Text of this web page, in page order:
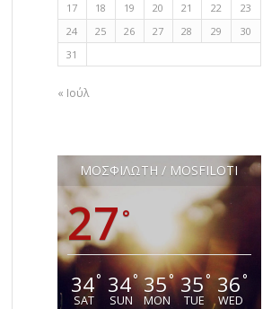
17
18 19 20 21 22
23
24
25 26 27 28 29
30
31
« Ιούλ
ΜΟΣΦΙΛΩΤΗ / MOSFILOTI
27°
34°
SAT
34°
SUN
35°
MON
35°
TUE
36°
WED